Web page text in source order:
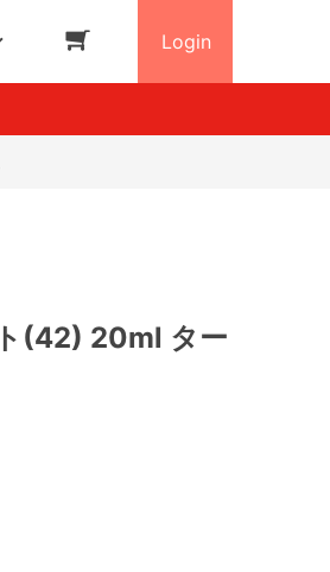
Login
(42) 20ml ター